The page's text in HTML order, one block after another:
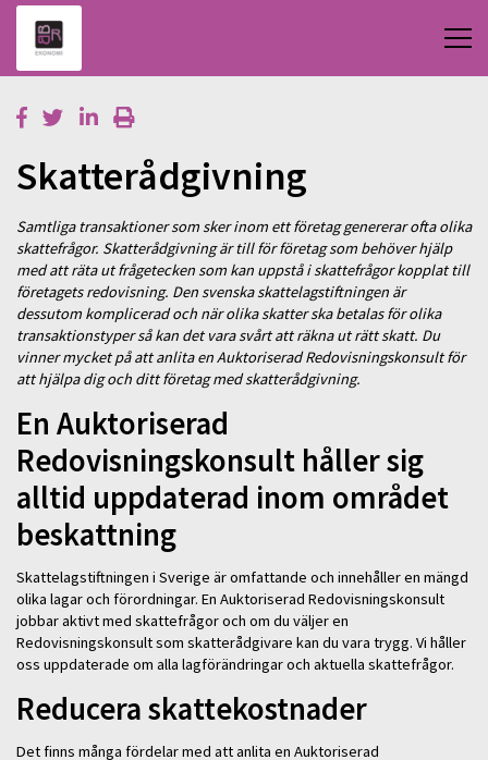
Skatterådgivning
Samtliga transaktioner som sker inom ett företag genererar ofta olika
skattefrågor. Skatterådgivning är till för företag som behöver hjälp
med att räta ut frågetecken som kan uppstå i skattefrågor kopplat till
företagets redovisning. Den svenska skattelagstiftningen är
dessutom komplicerad och när olika skatter ska betalas för olika
transaktionstyper så kan det vara svårt att räkna ut rätt skatt. Du
vinner mycket på att anlita en Auktoriserad Redovisningskonsult för
att hjälpa dig och ditt företag med skatterådgivning.
En Auktoriserad
Redovisningskonsult håller sig
alltid uppdaterad inom området
beskattning
Skattelagstiftningen i Sverige är omfattande och innehåller en mängd
olika lagar och förordningar. En Auktoriserad Redovisningskonsult
jobbar aktivt med skattefrågor och om du väljer en
Redovisningskonsult som skatterådgivare kan du vara trygg. Vi håller
oss uppdaterade om alla lagförändringar och aktuella skattefrågor.
Reducera skattekostnader
Det finns många fördelar med att anlita en Auktoriserad